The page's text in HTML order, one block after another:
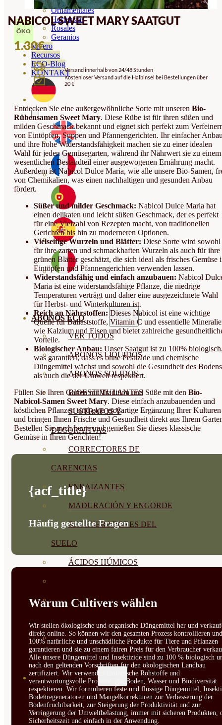
Ornamentales
Hortensias
Rosales
Geranios
Vivero
Recursos
ECO-Blog
KONTAKT
ABONOS ECO
VER TODOS
ABONOS LÍQUIDOS
ABONOS SOLIDOS
BIOESTIMULANTES
SUSTRATOS Y
DECORATIVAS
CORRECTORES DE
CARENCIAS
ENRAIZANTES
MADURACIÓN Y ENGORDE
REGENERADORES DEL
SUELO
ÁCIDOS HÚMICOS
PROTECCIÓN CULTIVOS Y
PLANTAS INTERIOR
GROWPUNCH
SEMILLAS
VER TODAS
BIODINÁMICAS DEMETER
NABICOL SWEET MARY SAATGUT
ÖKO
1.30€
Versand innerhalb von 24/48 Stunden
Kostenloser Versand auf die Halbinsel bei Bestellungen über
20 €
Entdecken Sie eine außergewöhnliche Sorte mit unseren Bio-
Rübensamen Sweet Mary. Diese Rübe ist für ihren süßen und
milden Geschmack bekannt und eignet sich perfekt zum
von Eintöpfen, Suppen und Pfannengerichten. Ihr einfacher
und ihre hohe Widerstandsfähigkeit machen sie zu einer idealen
Wahl für jeden Gemüsegarten, während ihr Nährwert sie zu einem
wesentlichen Bestandteil einer ausgewogenen Ernährung macht.
Außerdem ist Nabicol Dulce María, wie alle unsere Bio-Samen,
von Chemikalien, was einen nachhaltigen und gesunden Anbau
fördert.
Süßer und milder Geschmack: Nabicol Dulce Maria hat
einen delikaten und leicht süßen Geschmack, der es perfekt
für eine Vielzahl von Rezepten macht, von traditionellen
Gerichten bis hin zu moderneren Optionen.
Vielseitige Wurzeln und Blätter: Diese Sorte wird sowohl
für ihre zarten und schmackhaften Wurzeln als auch für ihre
grünen Blätter geschätzt, die sich ideal als frisches Gemüse
Eintöpfen und Pfannengerichten verwenden lassen.
Widerstandsfähig und einfach anzubauen: Nabicol
Maria ist eine widerstandsfähige Pflanze, die niedrige
Temperaturen verträgt und daher eine ausgezeichnete Wahl
für Herbst- und Winterkulturen ist.
Reich an Nährstoffen: Dieses Nabicol ist eine wichtige
Quelle für Ballaststoffe, Vitamin C und essentielle
wie Kalzium und Eisen und bietet zahlreiche
Vorteile.
Biologischer Anbau: Unser Saatgut ist zu 100%
was garantiert, dass es ohne Pestizide und chemische
Düngemittel wächst und sowohl die Gesundheit des Bodens
als auch die der Umwelt respektiert.
Füllen Sie Ihren Garten mit Tradition und Süße mit den Bio-
Nabicol-Samen Sweet Mary. Diese einfach anzubauenden und
köstlichen Pflanzen sind eine großartige Ergänzung Ihrer Kulturen
und bringen Ihnen Frische und Gesundheit direkt aus Ihrem
Bestellen Sie noch heute und genießen Sie dieses klassische
Gemüse in Ihren Gerichten!
{acf_title}
Häufig gestellte Fragen
Warum Cultivers wählen
Wir stellen ökologische und organische Düngemittel her und
direkt online. So können wir den gesamten Prozess kontrollieren und
100% natürliche und unschädliche Produkte für Tiere und Pflanzen
garantieren und sie zu einem fairen Preis für den Verbraucher
Alle unsere Düngemittel und Insektizide sind zu 100 % biologisch
nach den geltenden Vorschriften für den ökologischen Landbau
zertifiziert. Wir verwenden biologische Rohstoffe und
verantwortungsvolle Prozesse, die Boden, Wasser und Biodiversität
respektieren. Wir formulieren feste und flüssige Düngemittel,
Bodenregeneratoren und Mangelkorrekturen zur Verbesserung der
Bodenfruchtbarkeit, zur Steigerung der Produktivität und zur
Verringerung der Umweltbelastung, immer mit sicheren Produkten,
Sicherheitszeit und einfach in der Anwendung.